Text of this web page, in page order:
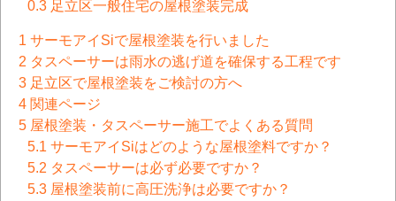
0.3 足立区一般住宅の屋根塗装完成
1 サーモアイSiで屋根塗装を行いました
2 タスペーサーは雨水の逃げ道を確保する工程です
3 足立区で屋根塗装をご検討の方へ
4 関連ページ
5 屋根塗装・タスペーサー施工でよくある質問
5.1 サーモアイSiはどのような屋根塗料ですか？
5.2 タスペーサーは必ず必要ですか？
5.3 屋根塗装前に高圧洗浄は必要ですか？